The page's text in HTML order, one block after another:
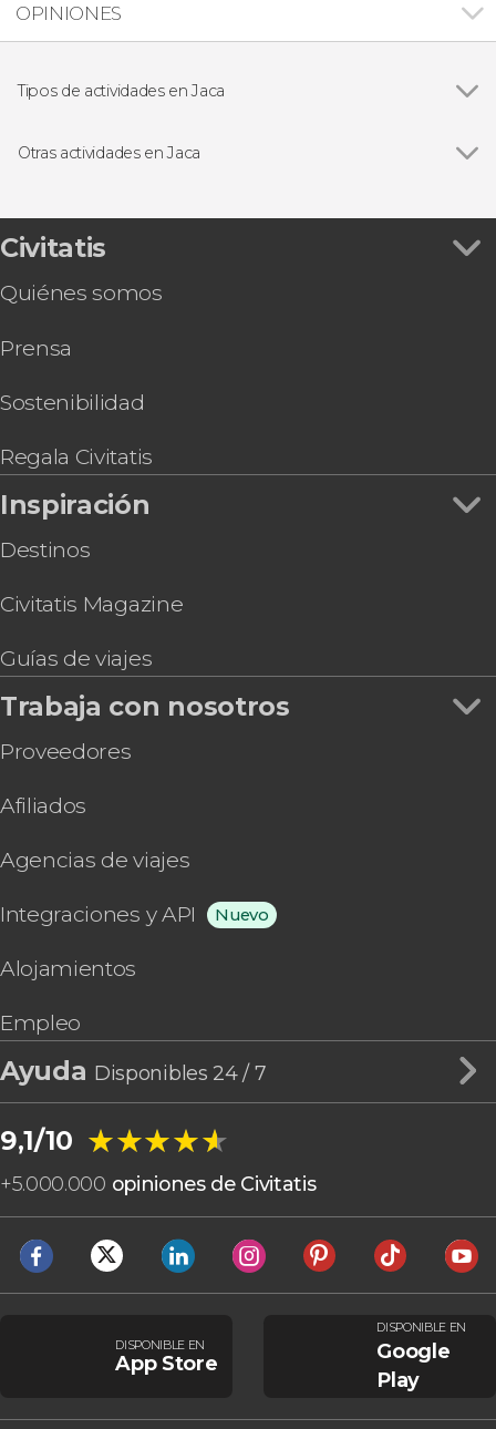
OPINIONES
Tipos de actividades en Jaca
Otras actividades en Jaca
aragonés
Civitatis
Quiénes somos
Prensa
Sostenibilidad
Regala Civitatis
Inspiración
Destinos
Civitatis Magazine
Guías de viajes
Trabaja con nosotros
Proveedores
Afiliados
Agencias de viajes
Integraciones y API Nuevo
Alojamientos
Empleo
Ayuda Disponibles 24 / 7
9,1/10 ★★★★★
★★★★★
+5.000.000 opiniones de Civitatis
DISPONIBLE EN
App Store
DISPONIBLE EN
Google
Play